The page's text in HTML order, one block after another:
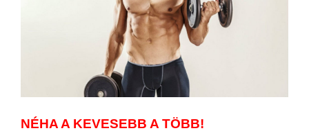
NÉHA A KEVESEBB A TÖBB!